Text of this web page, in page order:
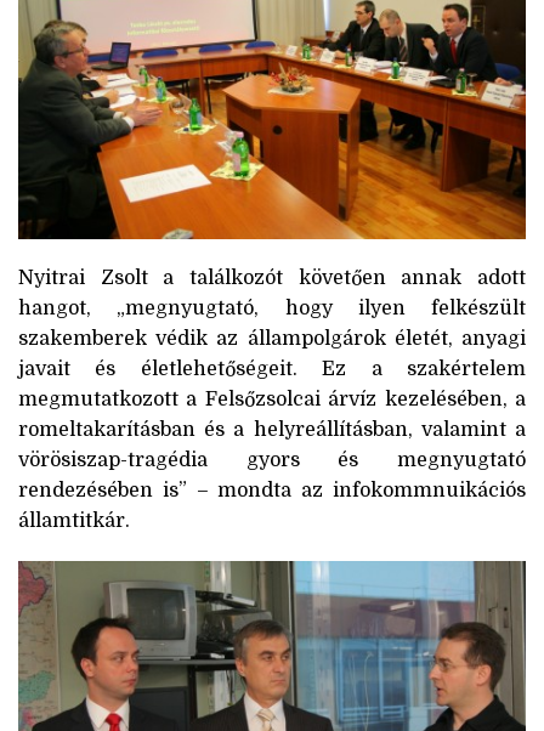
Nyitrai Zsolt a találkozót követően annak adott
hangot, „megnyugtató, hogy ilyen felkészült
szakemberek védik az állampolgárok életét, anyagi
javait és életlehetőségeit. Ez a szakértelem
megmutatkozott a Felsőzsolcai árvíz kezelésében, a
romeltakarításban és a helyreállításban, valamint a
vörösiszap-tragédia gyors és megnyugtató
rendezésében is” – mondta az infokommnuikációs
államtitkár.